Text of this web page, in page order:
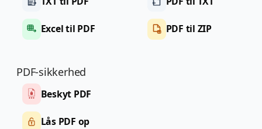
Excel til PDF PDF til ZIP
PDF-sikkerhed
Beskyt PDF
Lås PDF op